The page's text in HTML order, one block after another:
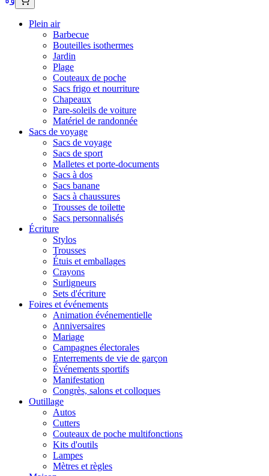
Plein air
Barbecue
Bouteilles isothermes
Jardin
Plage
Couteaux de poche
Sacs frigo et nourriture
Chapeaux
Pare-soleils de voiture
Matériel de randonnée
Sacs de voyage
Sacs de voyage
Sacs de sport
Malletes et porte-documents
Sacs à dos
Sacs banane
Sacs à chaussures
Trousses de toilette
Sacs personnalisés
Écriture
Stylos
Trousses
Étuis et emballages
Crayons
Surligneurs
Sets d'écriture
Foires et événements
Animation événementielle
Anniversaires
Mariage
Campagnes électorales
Enterrements de vie de garçon
Événements sportifs
Manifestation
Congrès, salons et colloques
Outillage
Autos
Cutters
Couteaux de poche multifonctions
Kits d'outils
Lampes
Mètres et règles